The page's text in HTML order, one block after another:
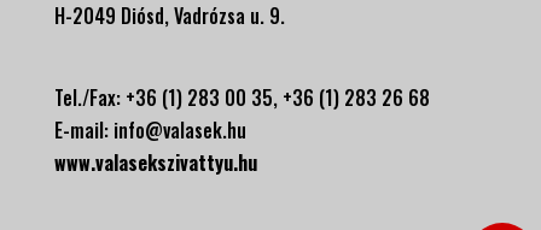
H-2049 Diósd, Vadrózsa u. 9.
Tel./Fax: +36 (1) 283 00 35, +36 (1) 283 26 68
E-mail: info@valasek.hu
www.valasekszivattyu.hu